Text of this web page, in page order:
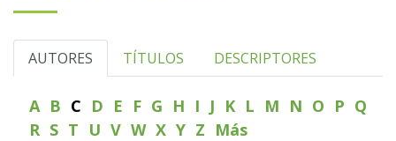
AUTORES TÍTULOS DESCRIPTORES
A B C D E F G H I J K L M N O P Q
R S T U V W X Y Z Más